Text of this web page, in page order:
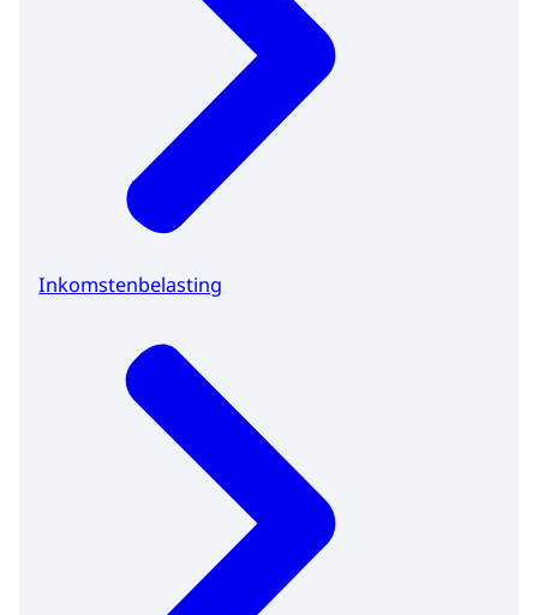
Inkomstenbelasting